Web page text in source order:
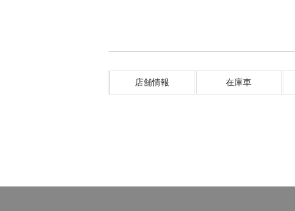
店舗情報 在庫車